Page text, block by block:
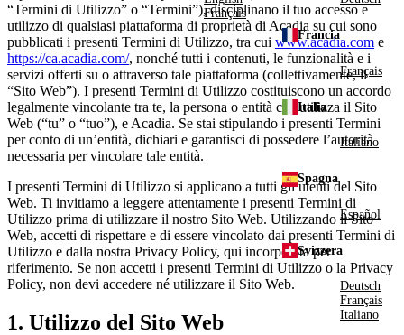
Français
Francia
Français
Italia
Italiano
Spagna
Español
Svizzera
Deutsch
Français
Italiano
“Termini di Utilizzo” o “Termini”), disciplinano il tuo accesso e
utilizzo di qualsiasi piattaforma di proprietà di Acadia su cui sono
pubblicati i presenti Termini di Utilizzo, tra cui www.acadia.com e
https://ca.acadia.com/, nonché tutti i contenuti, le funzionalità e i
servizi offerti su o attraverso tale piattaforma (collettivamente, il
“Sito Web”). I presenti Termini di Utilizzo costituiscono un accordo
legalmente vincolante tra te, la persona o entità che utilizza il Sito
Web (“tu” o “tuo”), e Acadia. Se stai stipulando i presenti Termini
per conto di un’entità, dichiari e garantisci di possedere l’autorità
necessaria per vincolare tale entità.
I presenti Termini di Utilizzo si applicano a tutti gli utenti del Sito
Web. Ti invitiamo a leggere attentamente i presenti Termini di
Utilizzo prima di utilizzare il nostro Sito Web. Utilizzando il Sito
Web, accetti di rispettare e di essere vincolato dai presenti Termini di
Utilizzo e dalla nostra Privacy Policy, qui incorporata per
riferimento. Se non accetti i presenti Termini di Utilizzo o la Privacy
Policy, non devi accedere né utilizzare il Sito Web.
1. Utilizzo del Sito Web